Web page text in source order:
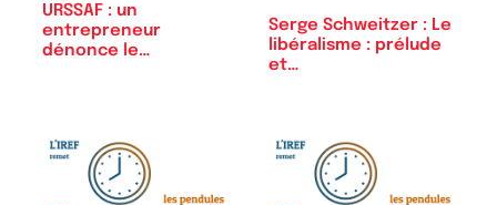
URSSAF : un
entrepreneur
dénonce le
Serge Schweitzer : Le
libéralisme : prélude
et…